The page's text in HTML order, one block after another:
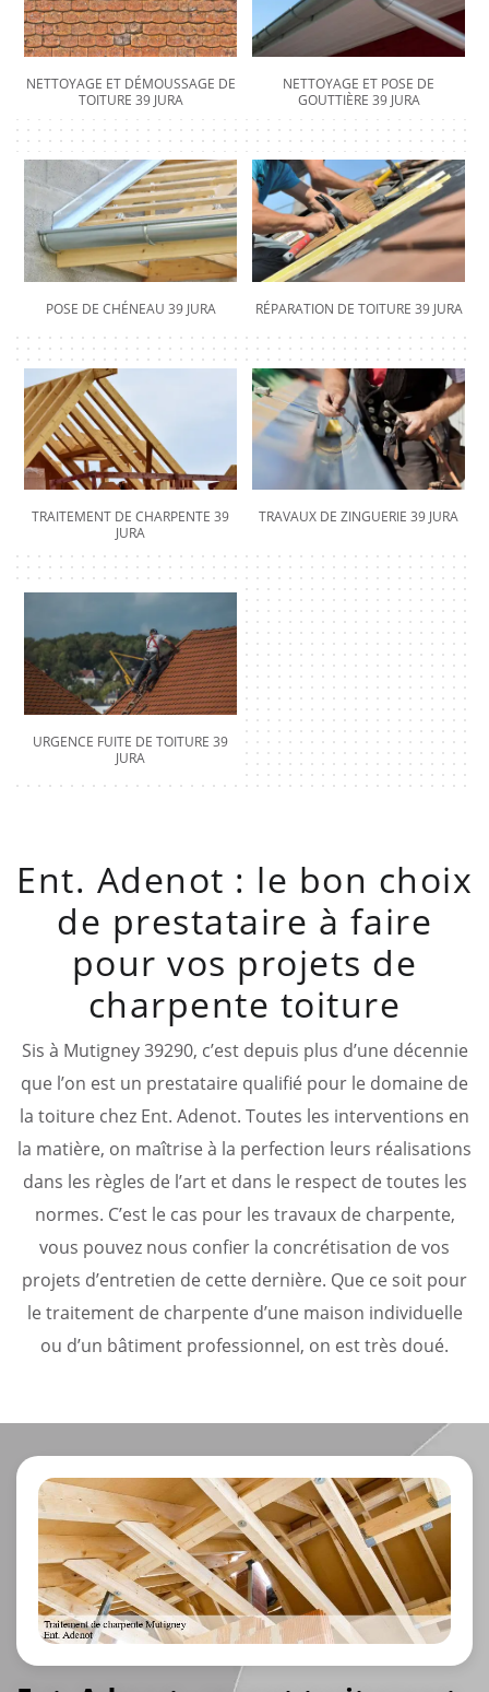
NETTOYAGE ET DÉMOUSSAGE DE
TOITURE 39 JURA
NETTOYAGE ET POSE DE
GOUTTIÈRE 39 JURA
POSE DE CHÉNEAU 39 JURA RÉPARATION DE TOITURE 39 JURA
TRAITEMENT DE CHARPENTE 39
JURA
TRAVAUX DE ZINGUERIE 39 JURA
URGENCE FUITE DE TOITURE 39
JURA
Ent. Adenot : le bon choix
de prestataire à faire
pour vos projets de
charpente toiture
Sis à Mutigney 39290, c’est depuis plus d’une décennie
que l’on est un prestataire qualifié pour le domaine de
la toiture chez Ent. Adenot. Toutes les interventions en
la matière, on maîtrise à la perfection leurs réalisations
dans les règles de l’art et dans le respect de toutes les
normes. C’est le cas pour les travaux de charpente,
vous pouvez nous confier la concrétisation de vos
projets d’entretien de cette dernière. Que ce soit pour
le traitement de charpente d’une maison individuelle
ou d’un bâtiment professionnel, on est très doué.